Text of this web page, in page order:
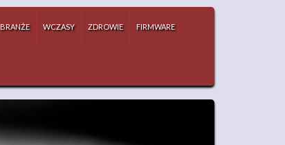
BRANŻE WCZASY ZDROWIE FIRMWARE